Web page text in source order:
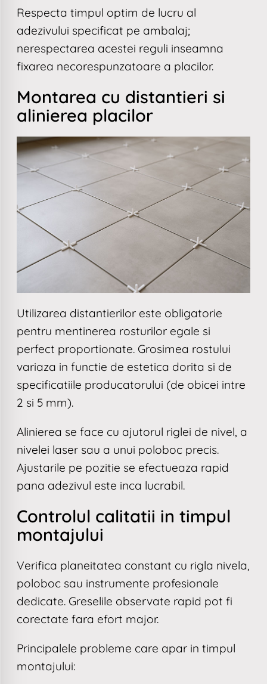
Respecta timpul optim de lucru al
adezivului specificat pe ambalaj;
nerespectarea acestei reguli inseamna
fixarea necorespunzatoare a placilor.
Montarea cu distantieri si
alinierea placilor
Utilizarea distantierilor este obligatorie
pentru mentinerea rosturilor egale si
perfect proportionate. Grosimea rostului
variaza in functie de estetica dorita si de
specificatiile producatorului (de obicei intre
2 si 5 mm).
Alinierea se face cu ajutorul riglei de nivel, a
nivelei laser sau a unui poloboc precis.
Ajustarile pe pozitie se efectueaza rapid
pana adezivul este inca lucrabil.
Controlul calitatii in timpul
montajului
Verifica planeitatea constant cu rigla nivela,
poloboc sau instrumente profesionale
dedicate. Greselile observate rapid pot fi
corectate fara efort major.
Principalele probleme care apar in timpul
montajului: